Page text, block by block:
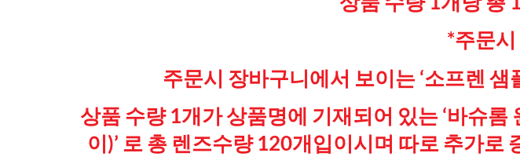
*주문
주문시 장바구니에서 보이는 ‘소프렌
상품 수량 1개가 상품명에 기재되어 있는 ‘바슈
이)’ 로 총 렌즈수량 120개입이시며 따로 추가